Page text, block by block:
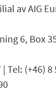
av AIG
6, Box
Tel: (+46) 8